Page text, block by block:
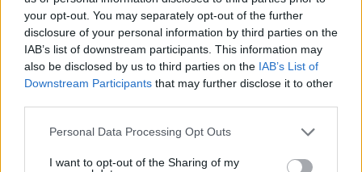
your opt-out. You may separately opt-out of the further
disclosure of your personal information by third parties on the
IAB’s list of downstream participants. This information may
also be disclosed by us to third parties on the IAB’s List of
Downstream Participants that may further disclose it to other
Please note that this website/app uses one or more Google
not limited to your visit or usage behaviour. You may click to
Personal Data Processing Opt Outs
I want to opt-out of the Sharing of my